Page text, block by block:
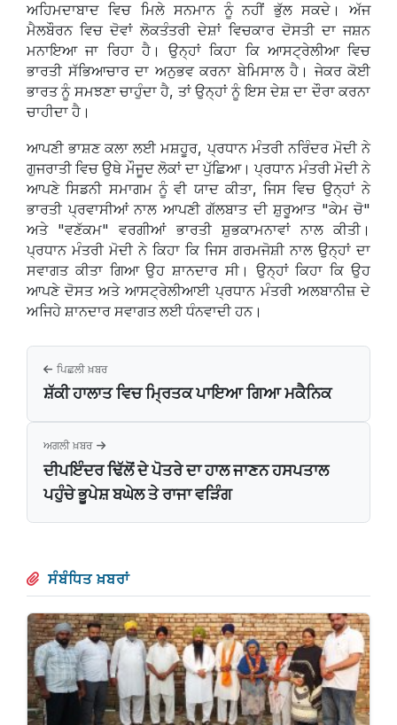
ਅਹਿਮਦਾਬਾਦ ਵਿਚ ਮਿਲੇ ਸਨਮਾਨ ਨੂੰ ਨਹੀਂ ਭੁੱਲ ਸਕਦੇ। ਅੱਜ
ਮੈਲਬੌਰਨ ਵਿਚ ਦੋਵਾਂ ਲੋਕਤੰਤਰੀ ਦੇਸ਼ਾਂ ਵਿਚਕਾਰ ਦੋਸਤੀ ਦਾ ਜਸ਼ਨ
ਮਨਾਇਆ ਜਾ ਰਿਹਾ ਹੈ। ਉਨ੍ਹਾਂ ਕਿਹਾ ਕਿ ਆਸਟ੍ਰੇਲੀਆ ਵਿਚ
ਭਾਰਤੀ ਸੱਭਿਆਚਾਰ ਦਾ ਅਨੁਭਵ ਕਰਨਾ ਬੇਮਿਸਾਲ ਹੈ। ਜੇਕਰ ਕੋਈ
ਭਾਰਤ ਨੂੰ ਸਮਝਣਾ ਚਾਹੁੰਦਾ ਹੈ, ਤਾਂ ਉਨ੍ਹਾਂ ਨੂੰ ਇਸ ਦੇਸ਼ ਦਾ ਦੌਰਾ ਕਰਨਾ
ਚਾਹੀਦਾ ਹੈ।
ਆਪਣੀ ਭਾਸ਼ਣ ਕਲਾ ਲਈ ਮਸ਼ਹੂਰ, ਪ੍ਰਧਾਨ ਮੰਤਰੀ ਨਰਿੰਦਰ ਮੋਦੀ ਨੇ
ਗੁਜਰਾਤੀ ਵਿਚ ਉਥੇ ਮੌਜੂਦ ਲੋਕਾਂ ਦਾ ਪੁੱਛਿਆ। ਪ੍ਰਧਾਨ ਮੰਤਰੀ ਮੋਦੀ ਨੇ
ਆਪਣੇ ਸਿਡਨੀ ਸਮਾਗਮ ਨੂੰ ਵੀ ਯਾਦ ਕੀਤਾ, ਜਿਸ ਵਿਚ ਉਨ੍ਹਾਂ ਨੇ
ਭਾਰਤੀ ਪ੍ਰਵਾਸੀਆਂ ਨਾਲ ਆਪਣੀ ਗੱਲਬਾਤ ਦੀ ਸ਼ੁਰੂਆਤ "ਕੇਮ ਚੋ"
ਅਤੇ "ਵਣੱਕਮ" ਵਰਗੀਆਂ ਭਾਰਤੀ ਸ਼ੁਭਕਾਮਨਾਵਾਂ ਨਾਲ ਕੀਤੀ।
ਪ੍ਰਧਾਨ ਮੰਤਰੀ ਮੋਦੀ ਨੇ ਕਿਹਾ ਕਿ ਜਿਸ ਗਰਮਜੋਸ਼ੀ ਨਾਲ ਉਨ੍ਹਾਂ ਦਾ
ਸਵਾਗਤ ਕੀਤਾ ਗਿਆ ਉਹ ਸ਼ਾਨਦਾਰ ਸੀ। ਉਨ੍ਹਾਂ ਕਿਹਾ ਕਿ ਉਹ
ਆਪਣੇ ਦੋਸਤ ਅਤੇ ਆਸਟ੍ਰੇਲੀਆਈ ਪ੍ਰਧਾਨ ਮੰਤਰੀ ਅਲਬਾਨੀਜ਼ ਦੇ
ਅਜਿਹੇ ਸ਼ਾਨਦਾਰ ਸਵਾਗਤ ਲਈ ਧੰਨਵਾਦੀ ਹਨ।
ਪਿਛਲੀ ਖ਼ਬਰ
ਸ਼ੱਕੀ ਹਾਲਾਤ ਵਿਚ ਮ੍ਰਿਤਕ ਪਾਇਆ ਗਿਆ ਮਕੈਨਿਕ
ਅਗਲੀ ਖ਼ਬਰ
ਦੀਪਇੰਦਰ ਢਿੱਲੋਂ ਦੇ ਪੋਤਰੇ ਦਾ ਹਾਲ ਜਾਣਨ ਹਸਪਤਾਲ
ਪਹੁੰਚੇ ਭੂਪੇਸ਼ ਬਘੇਲ ਤੇ ਰਾਜਾ ਵੜਿੰਗ
ਸੰਬੰਧਿਤ ਖ਼ਬਰਾਂ